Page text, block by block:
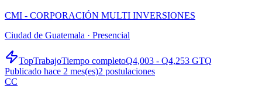
CMI - CORPORACIÓN MULTI INVERSIONES
Ciudad de Guatemala · Presencial
TopTrabajoTiempo completoQ4,003 - Q4,253 GTQ
Publicado hace 2 mes(es)2 postulaciones
CC